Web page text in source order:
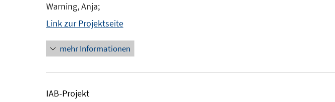
Warning, Anja;
Link zur Projektseite
mehr Informationen
IAB-Projekt